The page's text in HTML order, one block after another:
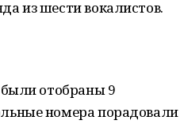
из шести вокалистов.
были отобраны 9
номера порадовали